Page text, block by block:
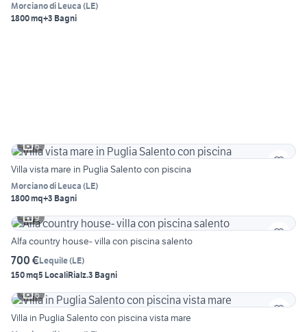
Morciano di Leuca (LE)
1800 mq+3 Bagni
6
Villa vista mare in Puglia Salento con piscina
Morciano di Leuca (LE)
1800 mq+3 Bagni
9
Alfa country house- villa con piscina salento
700 €Lequile(LE)
150 mq5 LocaliRialz.3 Bagni
6
Villa in Puglia Salento con piscina vista mare